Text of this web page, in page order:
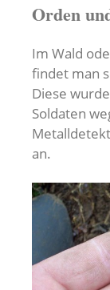
Orden
Im Wald
findet man
Diese
Soldaten
an.